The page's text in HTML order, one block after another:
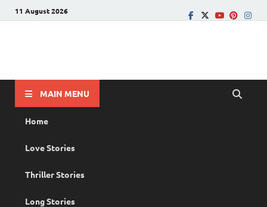
11 August 2026
MAIN MENU
Home
Love Stories
Thriller Stories
Long Stories